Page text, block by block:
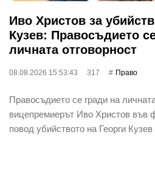
Иво Христов за
Кузев: Правосъдието
личната отговорност
08.08.2026 15:53:43 317 Право
Правосъдието се гради на
вицепремиерът Иво Христов във
повод убийството на Георги